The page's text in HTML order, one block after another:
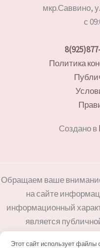
мкр.Саввино,
с
Политика
Создано в
Обращаем ваше
на сайте
информационный
является
Этот сайт использует файлы